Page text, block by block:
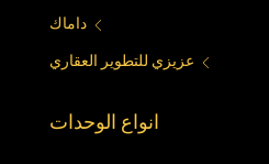
داماك
عزيزي للتطوير العقاري
انواع الوحدات